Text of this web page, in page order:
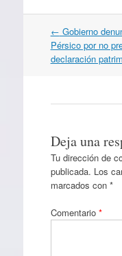
Navegación
por
artículos
← Gobierno
Pérsico por no
declaración
Deja una
Tu dirección de
publicada. Los
marcados con *
Comentario *